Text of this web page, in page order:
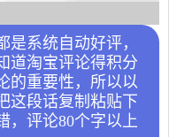
是系统自动好评，
道淘宝评论得积分
的重要性，所以以
这段话复制粘贴下
，评论80个字以上